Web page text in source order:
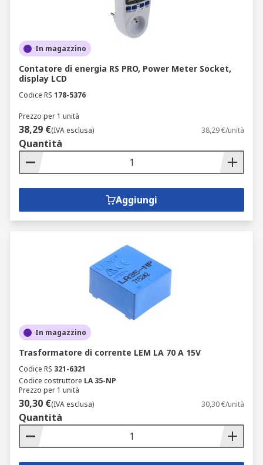
In magazzino
Contatore di energia RS PRO, Power Meter Socket,
display LCD
Codice RS 178-5376
Prezzo per 1 unità
38,29 €(IVA esclusa) 38,29 €/unità
Quantità
Aggiungi
In magazzino
Trasformatore di corrente LEM LA 70 A 15V
Codice RS 321-6321
Codice costruttore LA 35-NP
Prezzo per 1 unità
30,30 €(IVA esclusa) 30,30 €/unità
Quantità